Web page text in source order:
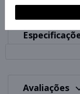
Avaliações